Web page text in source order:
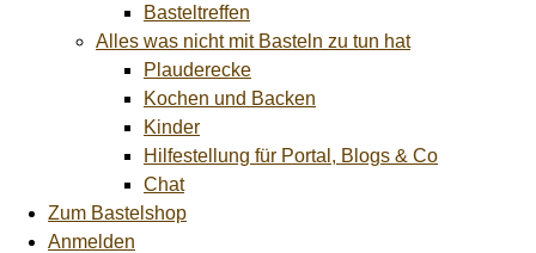
Basteltreffen
Alles was nicht mit Basteln zu tun hat
Plauderecke
Kochen und Backen
Kinder
Hilfestellung für Portal, Blogs & Co
Chat
Zum Bastelshop
Anmelden